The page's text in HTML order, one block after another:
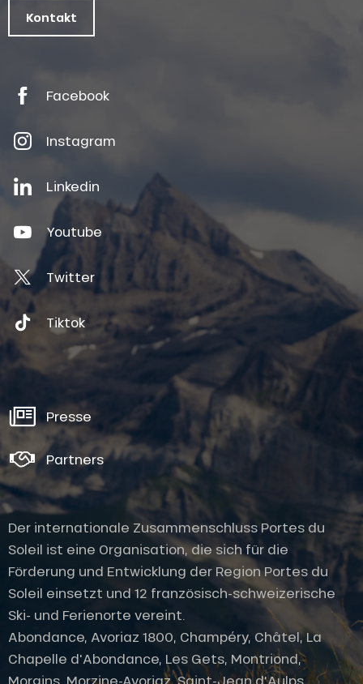
Kontakt
Facebook
Instagram
Linkedin
Youtube
Twitter
Tiktok
Presse
Partners
Der internationale Zusammenschluss Portes du
Soleil ist eine Organisation, die sich für die
Förderung und Entwicklung der Region Portes du
Soleil einsetzt und 12 französisch-schweizerische
Ski- und Ferienorte vereint.
Abondance, Avoriaz 1800, Champéry, Châtel, La
Chapelle d'Abondance, Les Gets, Montriond,
Morgins, Morzine-Avoriaz, Saint-Jean d'Aulps,